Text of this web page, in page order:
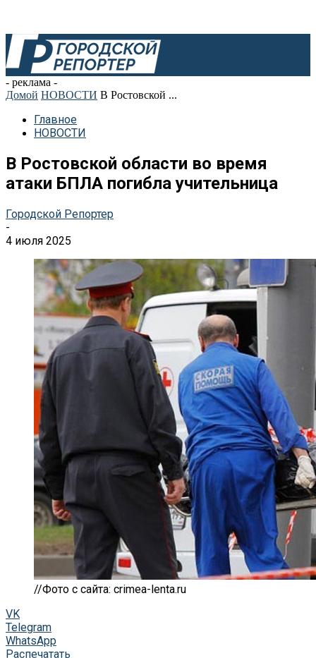
- реклама -
Домой НОВОСТИ В Ростовской ...
Главное
НОВОСТИ
В Ростовской области во время
атаки БПЛА погибла учительница
Городской Репортер
-
4 июля 2025
//Фото с сайта: crimea-lenta.ru
VK
Telegram
WhatsApp
Распечатать